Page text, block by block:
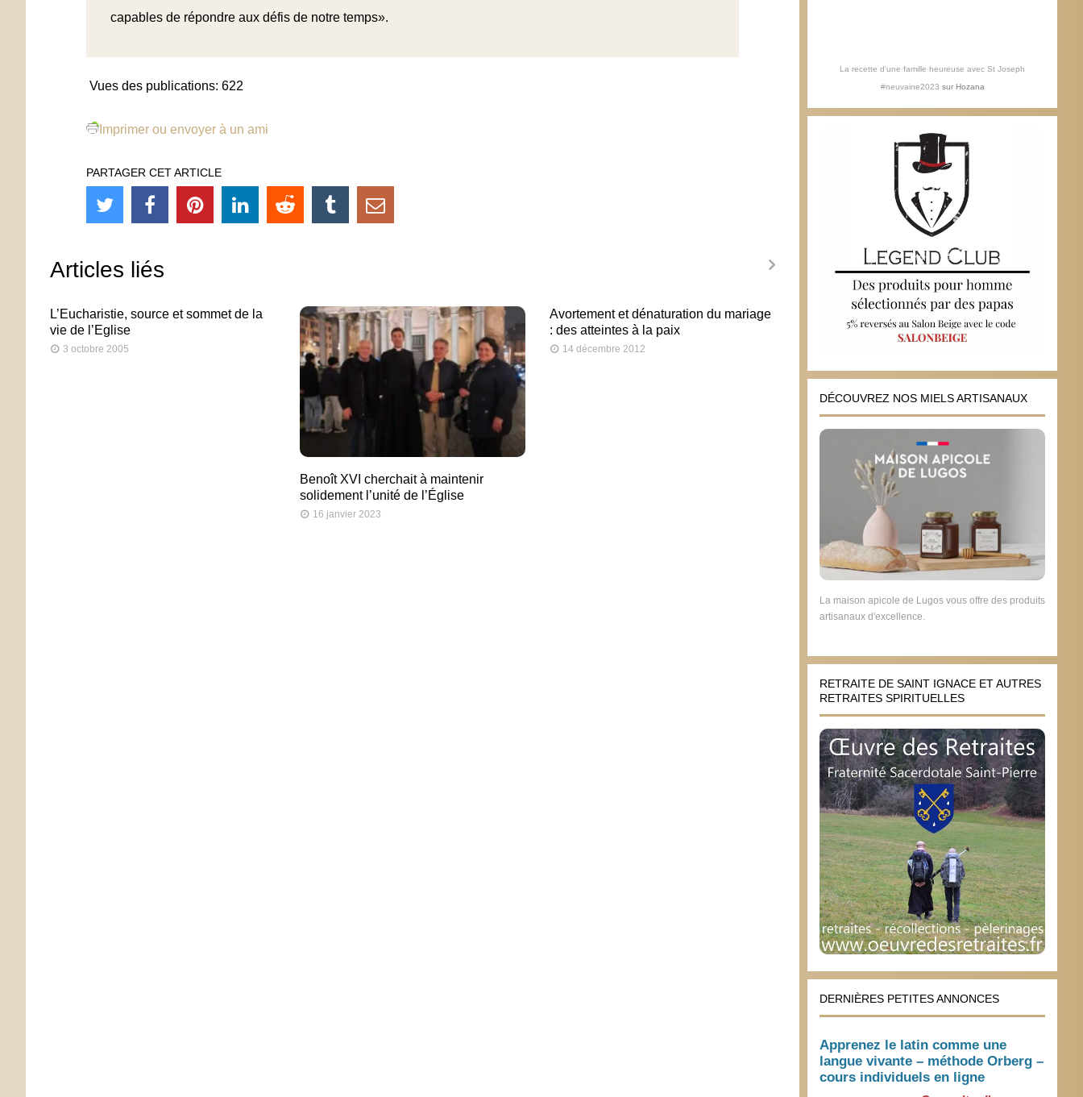
capables de répondre aux défis de notre temps».
Vues des publications: 622
Imprimer ou envoyer à un ami
PARTAGER CET ARTICLE
Articles liés
L’Eucharistie, source et sommet de la
vie de l’Eglise
3 octobre 2005
Benoît XVI cherchait à maintenir
solidement l’unité de l’Église
16 janvier 2023
Avortement et dénaturation du mariage
: des atteintes à la paix
14 décembre 2012
Le cardinal doyen réagit à la
renonciation du pape
La recette d'une famille heureuse avec St Joseph
#neuvaine2023 sur Hozana
DÉCOUVREZ NOS MIELS ARTISANAUX
La maison apicole de Lugos vous offre des produits
artisanaux d'excellence.
RETRAITE DE SAINT IGNACE ET AUTRES
RETRAITES SPIRITUELLES
DERNIÈRES PETITES ANNONCES
Apprenez le latin comme une
langue vivante – méthode Orberg –
cours individuels en ligne